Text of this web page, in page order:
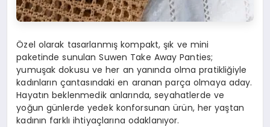
Özel olarak tasarlanmış kompakt, şık ve mini
paketinde sunulan Suwen Take Away Panties;
yumuşak dokusu ve her an yanında olma pratikliğiyle
kadınların çantasındaki en aranan parça olmaya aday.
Hayatın beklenmedik anlarında, seyahatlerde ve
yoğun günlerde yedek konforsunan ürün, her yaştan
kadının farklı ihtiyaçlarına odaklanıyor.